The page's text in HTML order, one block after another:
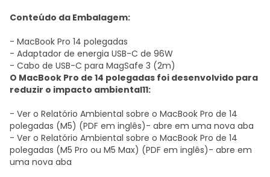
Conteúdo da Embalagem:
- MacBook Pro 14 polegadas
- Adaptador de energia USB-C de 96W
- Cabo de USB-C para MagSafe 3 (2m)
O MacBook Pro de 14 polegadas foi desenvolvido para
reduzir o impacto ambiental11:
- Ver o Relatório Ambiental sobre o MacBook Pro de 14
polegadas (M5) (PDF em inglês)- abre em uma nova aba
- Ver o Relatório Ambiental sobre o MacBook Pro de 14
polegadas (M5 Pro ou M5 Max) (PDF em inglês)- abre em
uma nova aba